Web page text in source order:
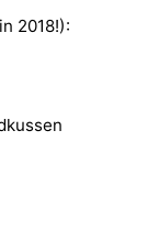
2018!):